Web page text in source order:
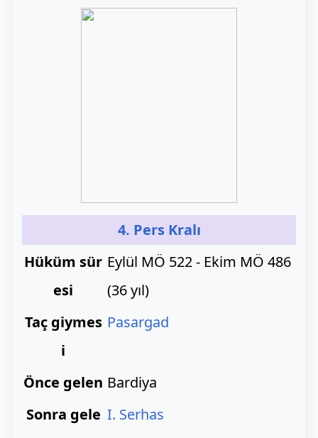
4. Pers Kralı
Hüküm sür
esi
Eylül MÖ 522 - Ekim MÖ 486
(36 yıl)
Taç giymes
i
Pasargad
Önce gelen Bardiya
Sonra gele I. Serhas